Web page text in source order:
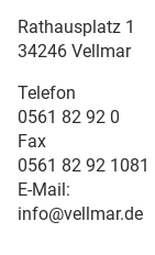
Rathausplatz 1
34246 Vellmar
Telefon
0561 82 92 0
Fax
0561 82 92 1081
E-Mail:
info@vellmar.de